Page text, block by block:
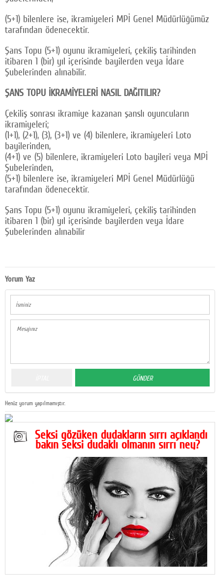
(5+1) bilenlere ise, ikramiyeleri MPİ Genel Müdürlüğümüz
tarafından ödenecektir.
Şans Topu (5+1) oyunu ikramiyeleri, çekiliş tarihinden
itibaren 1 (bir) yıl içerisinde bayilerden veya İdare
Şubelerinden alınabilir.
ŞANS TOPU İKRAMİYELERİ NASIL DAĞITILIR?
Çekiliş sonrası ikramiye kazanan şanslı oyuncuların
ikramiyeleri;
(1+1), (2+1), (3), (3+1) ve (4) bilenlere, ikramiyeleri Loto
bayilerinden,
(4+1) ve (5) bilenlere, ikramiyeleri Loto bayileri veya MPİ
Şubelerinden,
(5+1) bilenlere ise, ikramiyeleri MPİ Genel Müdürlüğü
tarafından ödenecektir.
Şans Topu (5+1) oyunu ikramiyeleri, çekiliş tarihinden
itibaren 1 (bir) yıl içerisinde bayilerden veya İdare
Şubelerinden alınabilir
Yorum Yaz
Henüz yorum yapılmamıştır.
Seksi gözüken dudakların sırrı açıklandı
bakın seksi dudaklı olmanın sırrı ney?